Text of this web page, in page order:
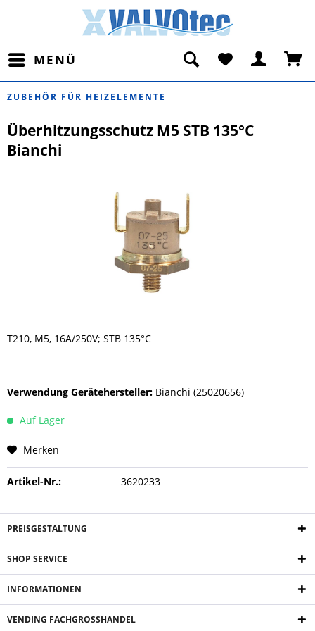
MENÜ
ZUBEHÖR FÜR HEIZELEMENTE
Überhitzungsschutz M5 STB 135°C
Bianchi
T210, M5, 16A/250V; STB 135°C
Verwendung Gerätehersteller: Bianchi (25020656)
Auf Lager
Merken
Artikel-Nr.: 3620233
PREISGESTALTUNG
SHOP SERVICE
INFORMATIONEN
VENDING FACHGROSSHANDEL